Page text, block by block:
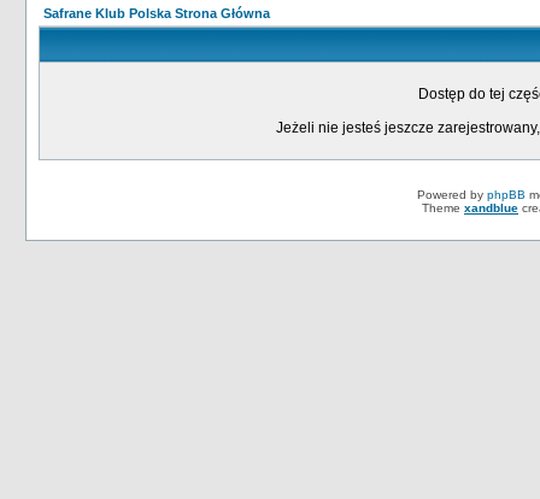
Safrane Klub Polska Strona Główna
Dostęp do tej
Jeżeli nie jesteś jeszcze
Powered by phpBB
Theme xandblue